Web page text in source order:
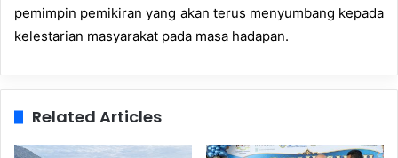
pemimpin pemikiran yang akan terus menyumbang kepada
kelestarian masyarakat pada masa hadapan.
Related Articles